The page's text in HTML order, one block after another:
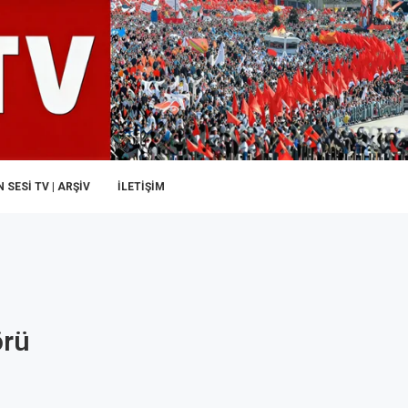
SESI TV | ARŞİV İLETIŞIM